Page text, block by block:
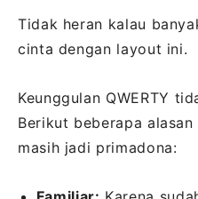
Tidak heran kalau
cinta dengan layout ini.
Keunggulan QWERTY
Berikut beberapa alasan
masih jadi primadona: